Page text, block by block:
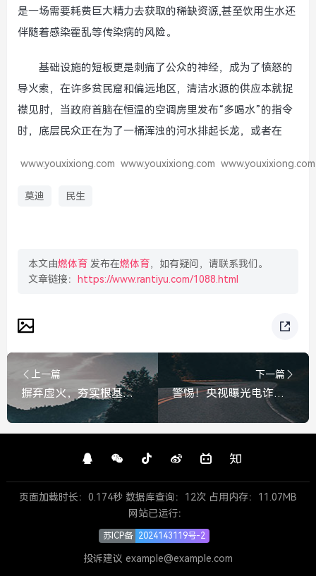
是一场需要耗费巨大精力去获取的稀缺资源,甚至饮用生水还
伴随着感染霍乱等传染病的风险。
基础设施的短板更是刺痛了公众的神经，成为了愤怒的
导火索，在许多贫民窟和偏远地区，清洁水源的供应本就捉
襟见肘，当政府首脑在恒温的空调房里发布“多喝水”的指令
时，底层民众正在为了一桶浑浊的河水排起长龙，或者在
www.youxixiong.com www.youxixiong.com www.youxixiong.com
莫迪 民生
本文由燃体育 发布在燃体育，如有疑问，请联系我们。
文章链接：
https://www.rantiyu.com/1088.html
上一篇
摒弃虚火，夯实根基，唯有追求实实在在、没有水分的增长，方能行稳致远，摒弃虚火，夯实根基，追求无水分增长，方能行稳致远
下一篇
警惕！央视曝光电诈洗钱新套路，利用AI换脸与虚拟货币，这种黑产你一定要看清！警惕！央视曝光电诈洗钱新套路，AI换脸与虚拟货币黑产
页面加载时长：0.174秒 数据库查询：12次 占用内存：11.07MB
网站已运行：
苏ICP备 2024143119号-2
投诉建议 example@example.com